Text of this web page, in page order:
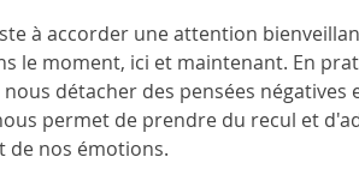
à accorder une attention
le moment, ici et maintenant. En
détacher des pensées
permet de prendre du recul et
de nos émotions.